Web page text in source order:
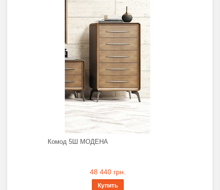
Комод 5Ш МОДЕНА
48 440 грн.
Купить